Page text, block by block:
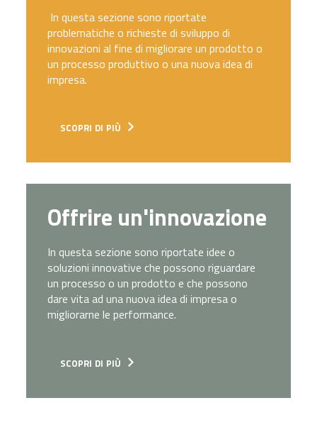
In questa sezione sono riportate
problematiche o richieste di sviluppo di
innovazioni al fine di migliorare un prodotto o
un processo produttivo o una nuova idea di
impresa.
scopri di più
Offrire un'innovazione
In questa sezione sono riportate idee o
soluzioni innovative che possono riguardare
un processo o un prodotto e che possono
dare vita ad una nuova idea di impresa o
migliorarne le performance.
scopri di più